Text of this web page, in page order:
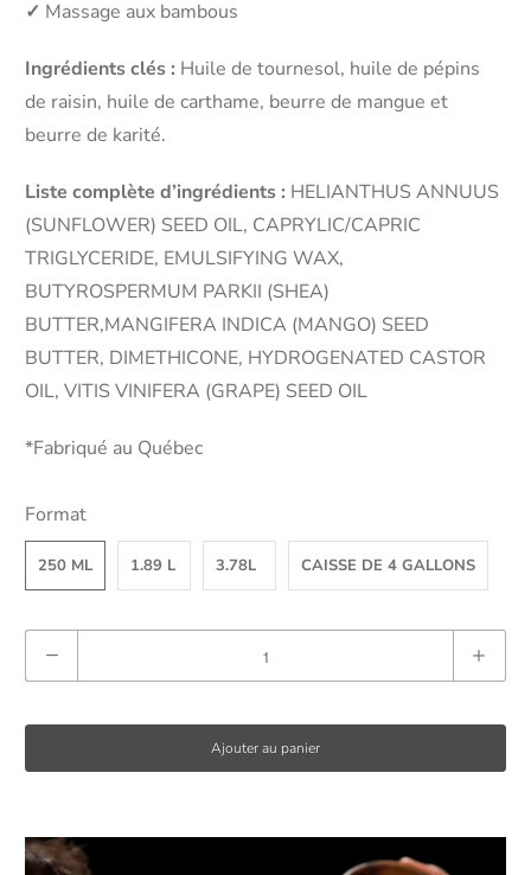
✓ Massage aux bambous
Ingrédients clés : Huile de tournesol, huile de pépins
de raisin, huile de carthame, beurre de mangue et
beurre de karité.
Liste complète d’ingrédients : HELIANTHUS ANNUUS
(SUNFLOWER) SEED OIL, CAPRYLIC/CAPRIC
TRIGLYCERIDE, EMULSIFYING WAX,
BUTYROSPERMUM PARKII (SHEA)
BUTTER,MANGIFERA INDICA (MANGO) SEED
BUTTER, DIMETHICONE, HYDROGENATED CASTOR
OIL, VITIS VINIFERA (GRAPE) SEED OIL
*Fabriqué au Québec
Format
250 ML 1.89 L 3.78L CAISSE DE 4 GALLONS
u
t
t
Ajouter au panier